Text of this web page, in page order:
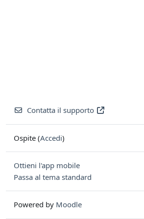
Contatta il supporto
Ospite (Accedi)
Ottieni l'app mobile
Passa al tema standard
Powered by Moodle